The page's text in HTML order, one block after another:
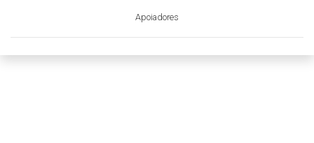
Apoiadores